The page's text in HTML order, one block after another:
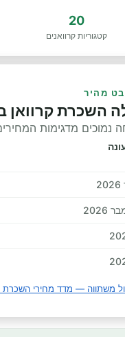
20
קטגוריות קרוואנים
מהיר
השכרת קרוואן
נמוכים מדגימות
משתווה — מדד מחירי השכרת